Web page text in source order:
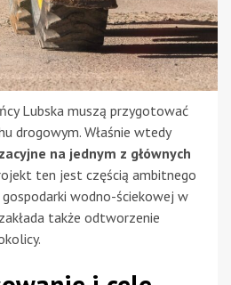
Lubska muszą przygotować
drogowym. Właśnie wtedy
na jednym z głównych
ten jest częścią ambitnego
wodno-ściekowej w
także odtworzenie